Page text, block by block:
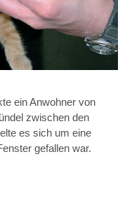
ein Anwohner von
zwischen den
es sich um eine
gefallen war.